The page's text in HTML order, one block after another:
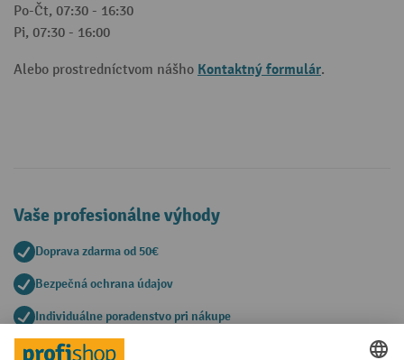
Po-Čt, 07:30 - 16:30
Pi, 07:30 - 16:00
Alebo prostredníctvom nášho Kontaktný formulár.
Vaše profesionálne výhody
Doprava zdarma od 50€
Bezpečná ochrana údajov
Individuálne poradenstvo pri nákupe